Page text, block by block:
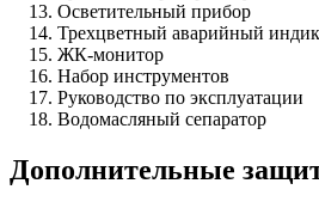
Осветительный прибор
Трехцветный аварийный
ЖК-монитор
Набор инструментов
Руководство по эксплуатации
Водомасляный сепаратор
Дополнительные